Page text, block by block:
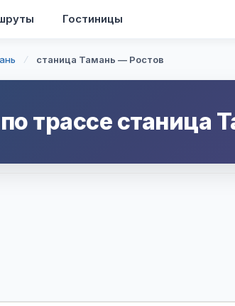
Гостиницы
станица Тамань — Ростов
трассе станица